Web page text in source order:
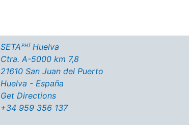
SETAᴾᴴᵀ Huelva
Ctra. A-5000 km 7,8
21610 San Juan del Puerto
Huelva - España
Get Directions
+34 959 356 137